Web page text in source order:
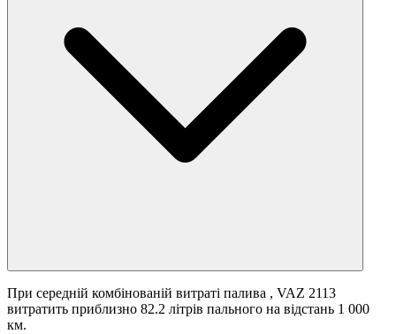
При середній комбінованій витраті палива , VAZ 2113
витратить приблизно 82.2 літрів пального на відстань 1 000
км.